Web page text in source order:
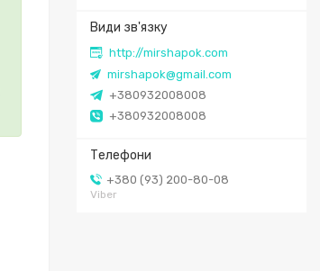
http://mirshapok.com
mirshapok@gmail.com
+380932008008
+380932008008
+380 (93) 200-80-08
Viber